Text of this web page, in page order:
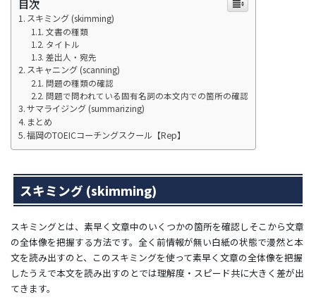
目次
スキミング (skimming)
文書の種類
タイトル
差出人・宛先
スキャニング (scanning)
問題の種類の確認
問題で問われている固有名詞の本文内での箇所の確認
サマライジング (summarizing)
まとめ
福岡のTOEICコーチングスクール【Rep】
スキミング (skimming)
スキミングとは、素早く文章中のいくつかの箇所を確認しそこから文章
の全体像を把握する方法です。全く前情報が無い白紙の状態で漫然と本
文を読み出すのと、このスキミングを使って素早く文章の全体像を把握
したうえで本文を読み出すのとでは理解度・スピード共に大きく差が出
てきます。